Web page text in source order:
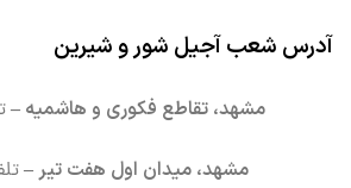
آدرس شعب آجیل شور و شیرین
مشهد، تقاطع فکوری و هاشمیه –
مشهد، میدان اول هفت تیر –